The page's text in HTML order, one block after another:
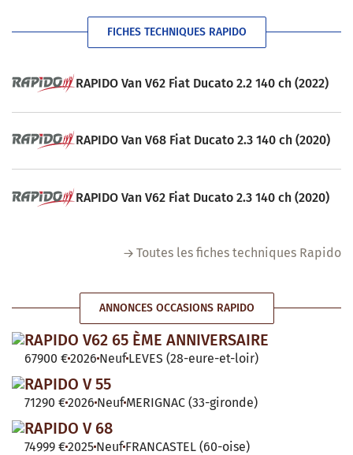
FICHES TECHNIQUES RAPIDO
RAPIDO Van V62 Fiat Ducato 2.2 140 ch (2022)
RAPIDO Van V68 Fiat Ducato 2.3 140 ch (2020)
RAPIDO Van V62 Fiat Ducato 2.3 140 ch (2020)
Toutes les fiches techniques Rapido
ANNONCES OCCASIONS RAPIDO
RAPIDO V62 65 ÈME ANNIVERSAIRE
67900 €2026 Neuf LEVES (28-eure-et-loir)
RAPIDO V 55
71290 €2026 Neuf MERIGNAC (33-gironde)
RAPIDO V 68
74999 €2025 Neuf FRANCASTEL (60-oise)